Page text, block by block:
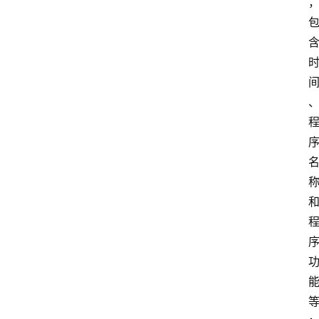
包
含
时
间
、
程
序
名
称
和
程
序
功
能
等